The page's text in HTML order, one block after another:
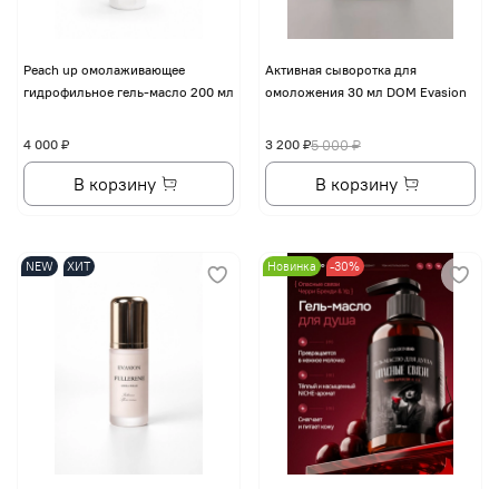
Peach up омолаживающее
гидрофильное гель-масло 200 мл
4 000 ₽
В корзину
Активная сыворотка для
омоложения 30 мл DOM Evasion
5 000 ₽
3 200 ₽
В корзину
NEW ХИТ Новинка -30%